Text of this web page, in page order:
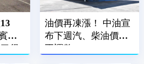
士
很
油價再凍漲！ 中油宣
布下週汽、柴油價格
不調整